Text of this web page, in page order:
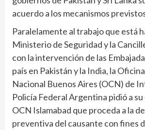
acuerdo a los mecanismos
Paralelamente al trabajo que está
Ministerio de Seguridad y la
con la intervención de las
país en Pakistán y la India, la
Nacional Buenos Aires (OCN) de
Policía Federal Argentina pidió a
OCN Islamabad que proceda a la
preventiva del causante con fines